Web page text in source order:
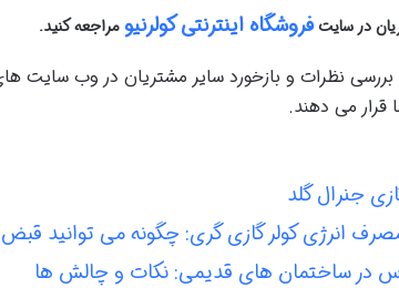
در سایت‌فروشگاه اینترنتی کولرنیو مراجعه کنید.
نظرات و بازخورد سایر مشتریان در وب سایت
قرار می دهند.
جنرال گلد
انرژی کولر گازی گری: چگونه می توانید
در ساختمان های قدیمی: نکات و چالش ها